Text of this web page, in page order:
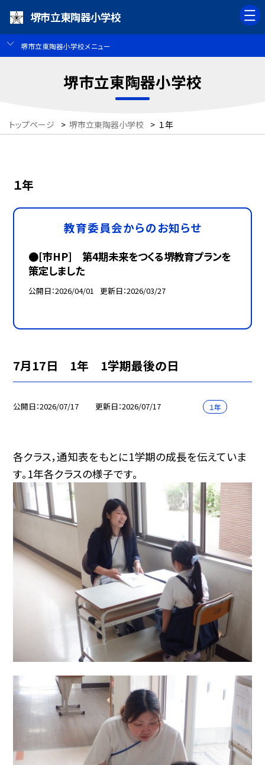
堺市立東陶器小学校
堺市立東陶器小学校メニュー
堺市立東陶器小学校
トップページ > 堺市立東陶器小学校 > １年
１年
教育委員会からのお知らせ
●[市HP] 第4期未来をつくる堺教育プランを
策定しました
公開日 2026/04/01 更新日 2026/03/27
7月17日 1年 1学期最後の日
公開日 2026/07/17 更新日 2026/07/17 １年
各クラス，通知表をもとに1学期の成長を伝えていま
す。1年各クラスの様子です。